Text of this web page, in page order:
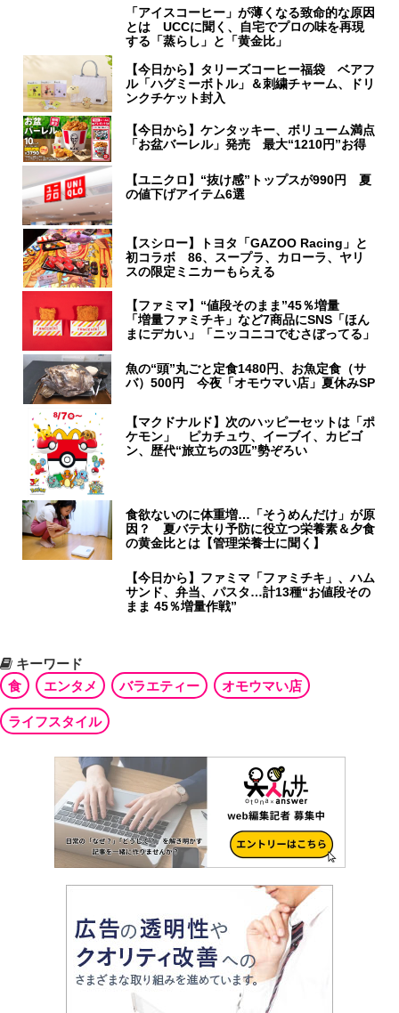
「アイスコーヒー」が薄くなる致命的な原因
とは UCCに聞く、自宅でプロの味を再現
する「蒸らし」と「黄金比」
【今日から】タリーズコーヒー福袋 ベアフ
ル「ハグミーボトル」＆刺繍チャーム、ドリ
ンクチケット封入
【今日から】ケンタッキー、ボリューム満点
「お盆バーレル」発売 最大“1210円”お得
【ユニクロ】“抜け感”トップスが990円 夏
の値下げアイテム6選
【スシロー】トヨタ「GAZOO Racing」と
初コラボ 86、スープラ、カローラ、ヤリ
スの限定ミニカーもらえる
【ファミマ】“値段そのまま”45％増量
「増量ファミチキ」など7商品にSNS「ほん
まにデカい」「ニッコニコでむさぼってる」
魚の“頭”丸ごと定食1480円、お魚定食（サ
バ）500円 今夜「オモウマい店」夏休みSP
【マクドナルド】次のハッピーセットは「ポ
ケモン」 ピカチュウ、イーブイ、カビゴ
ン、歴代“旅立ちの3匹”勢ぞろい
食欲ないのに体重増…「そうめんだけ」が原
因？ 夏バテ太り予防に役立つ栄養素＆夕食
の黄金比とは【管理栄養士に聞く】
【今日から】ファミマ「ファミチキ」、ハム
サンド、弁当、パスタ…計13種“お値段その
まま 45％増量作戦”
キーワード
食
エンタメ バラエティー オモウマい店
ライフスタイル